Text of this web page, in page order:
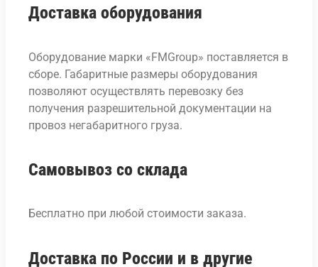
Доставка оборудования
Оборудование марки «FMGroup» поставляется в
сборе. Габаритные размеры оборудования
позволяют осуществлять перевозку без
получения разрешительной документации на
провоз негабаритного груза.
Самовывоз со склада
Бесплатно при любой стоимости заказа.
Доставка по России и в другие